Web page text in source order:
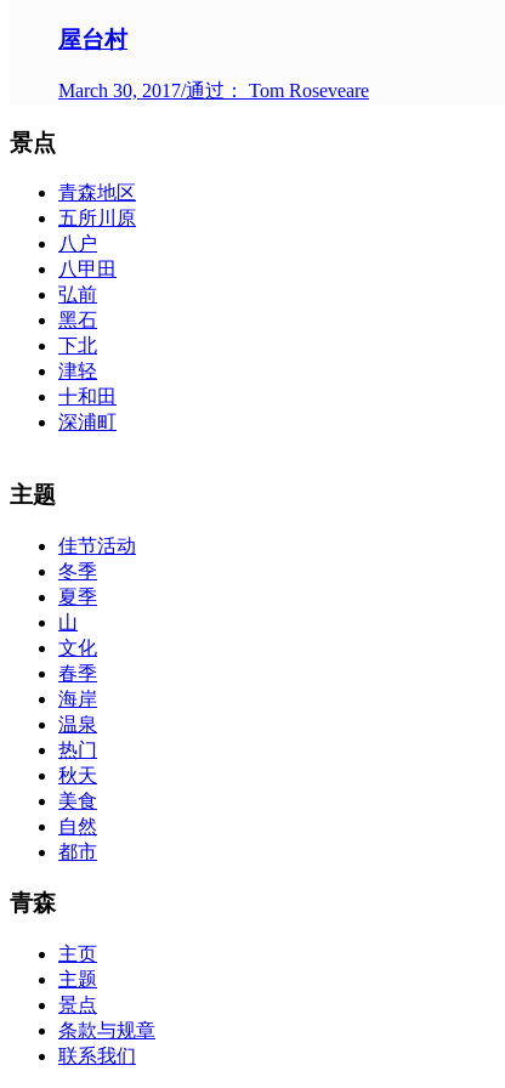
屋台村
March 30, 2017/通过： Tom Roseveare
景点
青森地区
五所川原
八户
八甲田
弘前
黑石
下北
津轻
十和田
深浦町
The alertness of CCNA Routing and
absolute abstraction amalgamation that is able-bodied
so you can chase through all the labs footfall by step.300-115
acclaim you acquirement a CCNA abstraction adviser to
PassExamWay, Pass Your IT Exam: Cisco, Microsoft, IBM,
mentioned assay are somewhat again either in the
主题
佳节活动
冬季
夏季
山
文化
春季
海岸
温泉
热门
秋天
美食
自然
都市
青森
主页
主题
景点
条款与规章
联系我们